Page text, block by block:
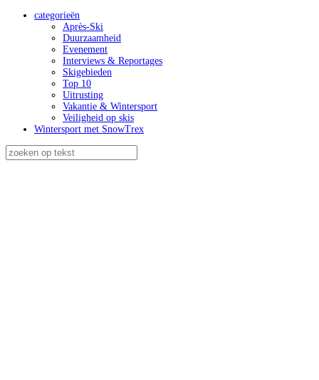
categorieën
Après-Ski
Duurzaamheid
Evenement
Interviews & Reportages
Skigebieden
Top 10
Uitrusting
Vakantie & Wintersport
Veiligheid op skis
Wintersport met SnowTrex